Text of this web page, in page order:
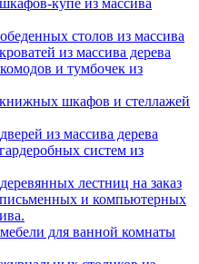
купе из массива
столов из массива
из массива дерева
и тумбочек из
шкафов и стеллажей
из массива дерева
систем из
лестниц на заказ
и компьютерных
для ванной комнаты